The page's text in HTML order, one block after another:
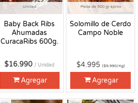
Unidad
Baby Back Ribs
Ahumadas
CuracaRibs 600g.
$16.990 / Unidad
Agregar
Pieza de 500 gr aprox
Solomillo de Cerdo
Campo Noble
$4.995 ($9.990/Kg)
Agregar